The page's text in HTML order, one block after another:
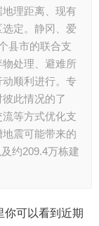
理距离、现有
定。静冈、爱
县市的联合支
处理、避难所
顺利进行。专
此情况的了
等方式优化支
震可能带来的
约209.4万栋建
你可以看到近期